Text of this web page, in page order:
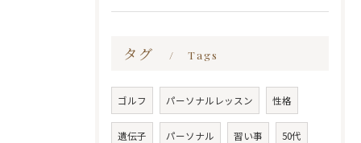
タグ Tags
ゴルフ パーソナルレッスン 性格
遺伝子 パーソナル 習い事 50代